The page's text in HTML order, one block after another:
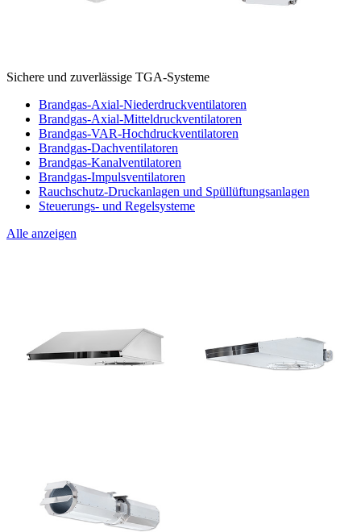
Sichere und zuverlässige TGA-Systeme
Brandgas-Axial-Niederdruckventilatoren
Brandgas-Axial-Mitteldruckventilatoren
Brandgas-VAR-Hochdruckventilatoren
Brandgas-Dachventilatoren
Brandgas-Kanalventilatoren
Brandgas-Impulsventilatoren
Rauchschutz-Druckanlagen und Spüllüftungsanlagen
Steuerungs- und Regelsysteme
Alle anzeigen